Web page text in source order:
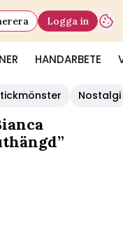
HANDARBETE
Logga in
Nostalgi